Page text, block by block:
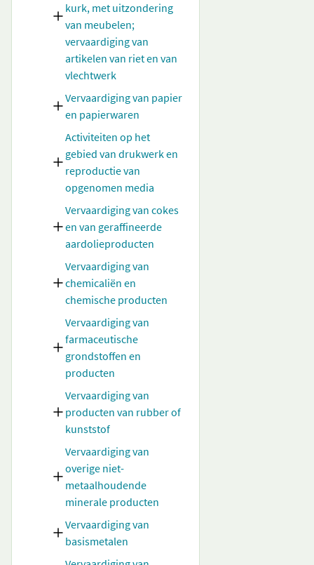
kurk, met uitzondering
van meubelen;
vervaardiging van
artikelen van riet en van
vlechtwerk
Vervaardiging van papier
en papierwaren
Activiteiten op het
gebied van drukwerk en
reproductie van
opgenomen media
Vervaardiging van cokes
en van geraffineerde
aardolieproducten
Vervaardiging van
chemicaliën en
chemische producten
Vervaardiging van
farmaceutische
grondstoffen en
producten
Vervaardiging van
producten van rubber of
kunststof
Vervaardiging van
overige niet-
metaalhoudende
minerale producten
Vervaardiging van
basismetalen